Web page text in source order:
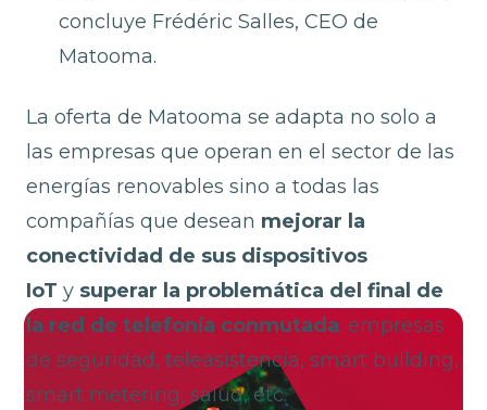
concluye Frédéric Salles, CEO de
Matooma.
La oferta de Matooma se adapta no solo a
las empresas que operan en el sector de las
energías renovables sino a todas las
compañías que desean mejorar la
conectividad de sus dispositivos
IoT y superar la problemática del final de
la red de telefonía conmutada: empresas
de seguridad, teleasistencia, smart building,
smart metering, salud, etc.